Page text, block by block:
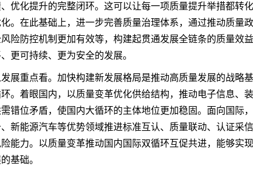
优化提升的完整闭环。这可以让每一项质量提升举措都转
。在此基础上，进一步完善质量治理体系，通过推动质量
险防控机制更加有效等，构建起贯通发展全链条的质量效
更可持续、更为安全的发展。
发展重点看。加快构建新发展格局是推动高质量发展的战略
环。着眼国内，以质量变革优化供给结构，推动电子信息、
错位矛盾，使国内大循环的主体地位更加稳固。面向国际
新能源汽车等优势领域推进标准互认、质量联动、认证采
能力。以质量变革推动国内国际双循环互促共进，能够实
基础。